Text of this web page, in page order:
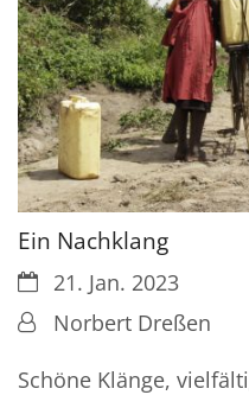
Ein Nachklang
Datum:21. Jan. 2023
Von:Norbert Dreßen
Schöne Klänge,